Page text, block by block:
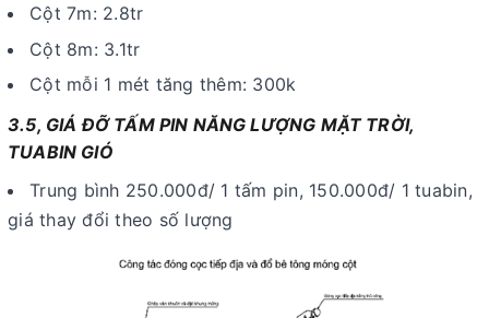
Cột 7m: 2.8tr
Cột 8m: 3.1tr
Cột mỗi 1 mét tăng thêm: 300k
3.5, GIÁ ĐỠ TẤM PIN NĂNG LƯỢNG MẶT TRỜI,
TUABIN GIÓ
Trung bình 250.000đ/ 1 tấm pin, 150.000đ/ 1 tuabin,
giá thay đổi theo số lượng